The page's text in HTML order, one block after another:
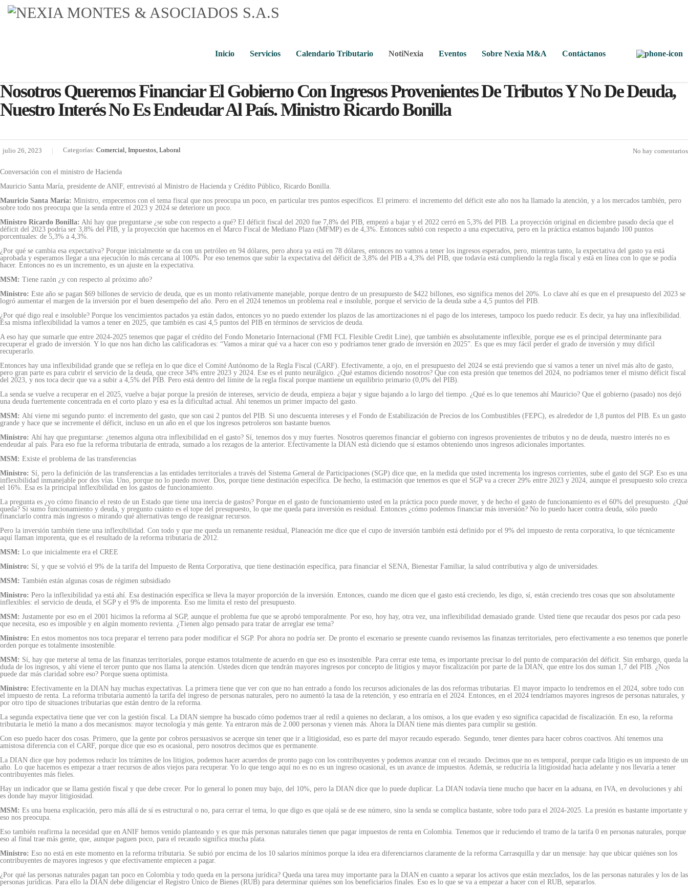
Inicio Servicios Calendario Tributario NotiNexia Eventos Sobre Nexia M&A Contáctanos
Nosotros Queremos Financiar El Gobierno Con Ingresos Provenientes De Tributos Y No De Deuda,
Nuestro Interés No Es Endeudar Al País. Ministro Ricardo Bonilla
julio 26, 2023 Categorías: Comercial, Impuestos, Laboral No hay comentarios
Conversación con el ministro de Hacienda
Mauricio Santa María, presidente de ANIF, entrevistó al Ministro de Hacienda y Crédito Público, Ricardo Bonilla.
Mauricio Santa María: Ministro, empecemos con el tema fiscal que nos preocupa un poco, en particular tres puntos específicos. El primero: el incremento del déficit este año nos ha llamado la atención, y a los mercados también, pero
sobre todo nos preocupa que la senda entre el 2023 y 2024 se deteriore un poco.
Ministro Ricardo Bonilla: Ahí hay que preguntarse ¿se sube con respecto a qué? El déficit fiscal del 2020 fue 7,8% del PIB, empezó a bajar y el 2022 cerró en 5,3% del PIB. La proyección original en diciembre pasado decía que el
déficit del 2023 podría ser 3,8% del PIB, y la proyección que hacemos en el Marco Fiscal de Mediano Plazo (MFMP) es de 4,3%. Entonces subió con respecto a una expectativa, pero en la práctica estamos bajando 100 puntos
porcentuales: de 5,3% a 4,3%.
¿Por qué se cambia esa expectativa? Porque inicialmente se da con un petróleo en 94 dólares, pero ahora ya está en 78 dólares, entonces no vamos a tener los ingresos esperados, pero, mientras tanto, la expectativa del gasto ya está
aprobada y esperamos llegar a una ejecución lo más cercana al 100%. Por eso tenemos que subir la expectativa del déficit de 3,8% del PIB a 4,3% del PIB, que todavía está cumpliendo la regla fiscal y está en línea con lo que se podía
hacer. Entonces no es un incremento, es un ajuste en la expectativa.
MSM: Tiene razón ¿y con respecto al próximo año?
Ministro: Este año se pagan $69 billones de servicio de deuda, que es un monto relativamente manejable, porque dentro de un presupuesto de $422 billones, eso significa menos del 20%. Lo clave ahí es que en el presupuesto del 2023 se
logró aumentar el margen de la inversión por el buen desempeño del año. Pero en el 2024 tenemos un problema real e insoluble, porque el servicio de la deuda sube a 4,5 puntos del PIB.
¿Por qué digo real e insoluble? Porque los vencimientos pactados ya están dados, entonces yo no puedo extender los plazos de las amortizaciones ni el pago de los intereses, tampoco los puedo reducir. Es decir, ya hay una inflexibilidad.
Esa misma inflexibilidad la vamos a tener en 2025, que también es casi 4,5 puntos del PIB en términos de servicios de deuda.
A eso hay que sumarle que entre 2024-2025 tenemos que pagar el crédito del Fondo Monetario Internacional (FMI FCL Flexible Credit Line), que también es absolutamente inflexible, porque ese es el principal determinante para
recuperar el grado de inversión. Y lo que nos han dicho las calificadoras es: “Vamos a mirar qué va a hacer con eso y podríamos tener grado de inversión en 2025”. Es que es muy fácil perder el grado de inversión y muy difícil
recuperarlo.
Entonces hay una inflexibilidad grande que se refleja en lo que dice el Comité Autónomo de la Regla Fiscal (CARF). Efectivamente, a ojo, en el presupuesto del 2024 se está previendo que sí vamos a tener un nivel más alto de gasto,
pero gran parte es para cubrir el servicio de la deuda, que crece 34% entre 2023 y 2024. Ese es el punto neurálgico. ¿Qué estamos diciendo nosotros? Que con esta presión que tenemos del 2024, no podríamos tener el mismo déficit fiscal
del 2023, y nos toca decir que va a subir a 4,5% del PIB. Pero está dentro del límite de la regla fiscal porque mantiene un equilibrio primario (0,0% del PIB).
La senda se vuelve a recuperar en el 2025, vuelve a bajar porque la presión de intereses, servicio de deuda, empieza a bajar y sigue bajando a lo largo del tiempo. ¿Qué es lo que tenemos ahí Mauricio? Que el gobierno (pasado) nos dejó
una deuda fuertemente concentrada en el corto plazo y esa es la dificultad actual. Ahí tenemos un primer impacto del gasto.
MSM: Ahí viene mi segundo punto: el incremento del gasto, que son casi 2 puntos del PIB. Si uno descuenta intereses y el Fondo de Estabilización de Precios de los Combustibles (FEPC), es alrededor de 1,8 puntos del PIB. Es un gasto
grande y hace que se incremente el déficit, incluso en un año en el que los ingresos petroleros son bastante buenos.
Ministro: Ahí hay que preguntarse: ¿tenemos alguna otra inflexibilidad en el gasto? Sí, tenemos dos y muy fuertes. Nosotros queremos financiar el gobierno con ingresos provenientes de tributos y no de deuda, nuestro interés no es
endeudar al país. Para eso fue la reforma tributaria de entrada, sumado a los rezagos de la anterior. Efectivamente la DIAN está diciendo que sí estamos obteniendo unos ingresos adicionales importantes.
MSM: Existe el problema de las transferencias
Ministro: Sí, pero la definición de las transferencias a las entidades territoriales a través del Sistema General de Participaciones (SGP) dice que, en la medida que usted incrementa los ingresos corrientes, sube el gasto del SGP. Eso es una
inflexibilidad inmanejable por dos vías. Uno, porque no lo puedo mover. Dos, porque tiene destinación específica. De hecho, la estimación que tenemos es que el SGP va a crecer 29% entre 2023 y 2024, aunque el presupuesto solo crezca
el 16%. Esa es la principal inflexibilidad en los gastos de funcionamiento.
La pregunta es ¿yo cómo financio el resto de un Estado que tiene una inercia de gastos? Porque en el gasto de funcionamiento usted en la práctica poco puede mover, y de hecho el gasto de funcionamiento es el 60% del presupuesto. ¿Qué
queda? Si sumo funcionamiento y deuda, y pregunto cuánto es el tope del presupuesto, lo que me queda para inversión es residual. Entonces ¿cómo podemos financiar más inversión? No lo puedo hacer contra deuda, sólo puedo
financiarlo contra más ingresos o mirando qué alternativas tengo de reasignar recursos.
Pero la inversión también tiene una inflexibilidad. Con todo y que me queda un remanente residual, Planeación me dice que el cupo de inversión también está definido por el 9% del impuesto de renta corporativa, lo que técnicamente
aquí llaman imporenta, que es el resultado de la reforma tributaria de 2012.
MSM: Lo que inicialmente era el CREE
Ministro: Sí, y que se volvió el 9% de la tarifa del Impuesto de Renta Corporativa, que tiene destinación específica, para financiar el SENA, Bienestar Familiar, la salud contributiva y algo de universidades.
MSM: También están algunas cosas de régimen subsidiado
Ministro: Pero la inflexibilidad ya está ahí. Esa destinación específica se lleva la mayor proporción de la inversión. Entonces, cuando me dicen que el gasto está creciendo, les digo, sí, están creciendo tres cosas que son absolutamente
inflexibles: el servicio de deuda, el SGP y el 9% de imporenta. Eso me limita el resto del presupuesto.
MSM: Justamente por eso en el 2001 hicimos la reforma al SGP, aunque el problema fue que se aprobó temporalmente. Por eso, hoy hay, otra vez, una inflexibilidad demasiado grande. Usted tiene que recaudar dos pesos por cada peso
que necesita, eso es imposible y en algún momento revienta. ¿Tienen algo pensado para tratar de arreglar ese tema?
Ministro: En estos momentos nos toca preparar el terreno para poder modificar el SGP. Por ahora no podría ser. De pronto el escenario se presente cuando revisemos las finanzas territoriales, pero efectivamente a eso tenemos que ponerle
orden porque es totalmente insostenible.
MSM: Sí, hay que meterse al tema de las finanzas territoriales, porque estamos totalmente de acuerdo en que eso es insostenible. Para cerrar este tema, es importante precisar lo del punto de comparación del déficit. Sin embargo, queda la
duda de los ingresos, y ahí viene el tercer punto que nos llama la atención. Ustedes dicen que tendrán mayores ingresos por concepto de litigios y mayor fiscalización por parte de la DIAN, que entre los dos suman 1,7 del PIB. ¿Nos
puede dar más claridad sobre eso? Porque suena optimista.
Ministro: Efectivamente en la DIAN hay muchas expectativas. La primera tiene que ver con que no han entrado a fondo los recursos adicionales de las dos reformas tributarias. El mayor impacto lo tendremos en el 2024, sobre todo con
el impuesto de renta. La reforma tributaria aumentó la tarifa del ingreso de personas naturales, pero no aumentó la tasa de la retención, y eso entraría en el 2024. Entonces, en el 2024 tendríamos mayores ingresos de personas naturales, y
por otro tipo de situaciones tributarias que están dentro de la reforma.
La segunda expectativa tiene que ver con la gestión fiscal. La DIAN siempre ha buscado cómo podemos traer al redil a quienes no declaran, a los omisos, a los que evaden y eso significa capacidad de fiscalización. En eso, la reforma
tributaria le metió la mano a dos mecanismos: mayor tecnología y más gente. Ya entraron más de 2.000 personas y vienen más. Ahora la DIAN tiene más dientes para cumplir su gestión.
Con eso puedo hacer dos cosas. Primero, que la gente por cobros persuasivos se acerque sin tener que ir a litigiosidad, eso es parte del mayor recaudo esperado. Segundo, tener dientes para hacer cobros coactivos. Ahí tenemos una
amistosa diferencia con el CARF, porque dice que eso es ocasional, pero nosotros decimos que es permanente.
La DIAN dice que hoy podemos reducir los trámites de los litigios, podemos hacer acuerdos de pronto pago con los contribuyentes y podemos avanzar con el recaudo. Decimos que no es temporal, porque cada litigio es un impuesto de un
año. Lo que hacemos es empezar a traer recursos de años viejos para recuperar. Yo lo que tengo aquí no es no es un ingreso ocasional, es un avance de impuestos. Además, se reduciría la litigiosidad hacia adelante y nos llevaría a tener
contribuyentes más fieles.
Hay un indicador que se llama gestión fiscal y que debe crecer. Por lo general lo ponen muy bajo, del 10%, pero la DIAN dice que lo puede duplicar. La DIAN todavía tiene mucho que hacer en la aduana, en IVA, en devoluciones y ahí
es donde hay mayor litigiosidad.
MSM: Es una buena explicación, pero más allá de sí es estructural o no, para cerrar el tema, lo que digo es que ojalá se de ese número, sino la senda se complica bastante, sobre todo para el 2024-2025. La presión es bastante importante y
eso nos preocupa.
Eso también reafirma la necesidad que en ANIF hemos venido planteando y es que más personas naturales tienen que pagar impuestos de renta en Colombia. Tenemos que ir reduciendo el tramo de la tarifa 0 en personas naturales, porque
eso al final trae más gente, que, aunque paguen poco, para el recaudo significa mucha plata.
Ministro: Eso no está en este momento en la reforma tributaria. Se subió por encima de los 10 salarios mínimos porque la idea era diferenciarnos claramente de la reforma Carrasquilla y dar un mensaje: hay que ubicar quiénes son los
contribuyentes de mayores ingresos y que efectivamente empiecen a pagar.
¿Por qué las personas naturales pagan tan poco en Colombia y todo queda en la persona jurídica? Queda una tarea muy importante para la DIAN en cuanto a separar los activos que están mezclados, los de las personas naturales y los de las
personas jurídicas. Para ello la DIAN debe diligenciar el Registro Único de Bienes (RUB) para determinar quiénes son los beneficiarios finales. Eso es lo que se va a empezar a hacer con el RUB, separarlos.